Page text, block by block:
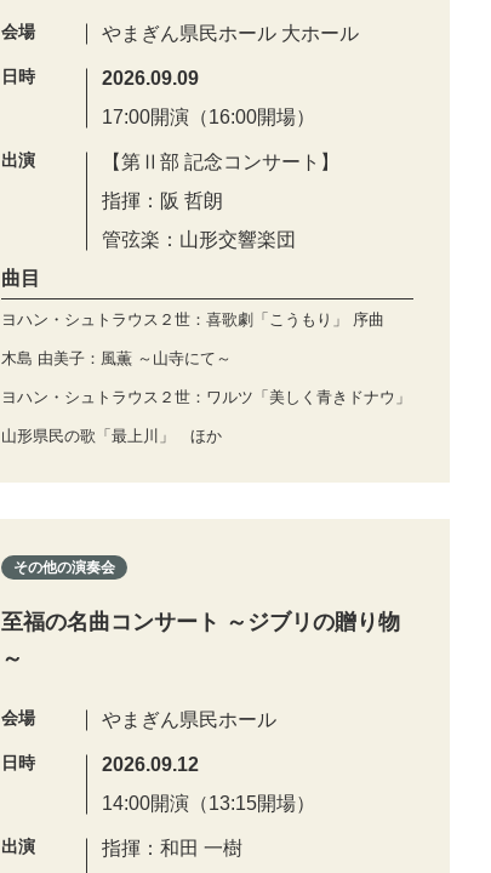
会場 やまぎん県民ホール 大ホール
日時
2026.09.09
17:00開演（16:00開場）
出演
【第Ⅱ部 記念コンサート】
指揮：阪 哲朗
管弦楽：山形交響楽団
曲目
ヨハン・シュトラウス２世：喜歌劇「こうもり」 序曲
木島 由美子：風薫 ～山寺にて～
ヨハン・シュトラウス２世：ワルツ「美しく青きドナウ」
山形県民の歌「最上川」 ほか
その他の演奏会
至福の名曲コンサート ～ジブリの贈り物
～
会場 やまぎん県民ホール
日時
2026.09.12
14:00開演（13:15開場）
出演
指揮：和田 一樹